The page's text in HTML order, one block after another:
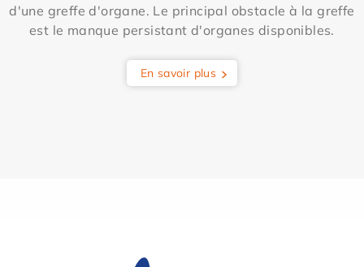
d'une greffe d'organe. Le principal obstacle à la greffe
est le manque persistant d'organes disponibles.
En savoir plus